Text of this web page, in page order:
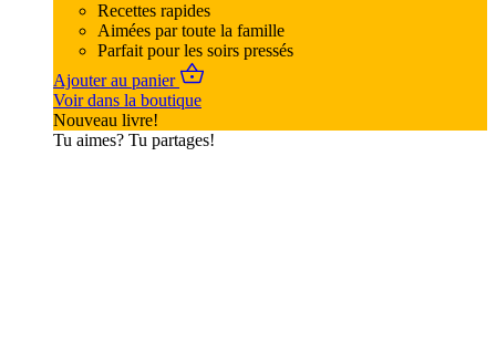
Recettes rapides
Aimées par toute la famille
Parfait pour les soirs pressés
Ajouter au panier
Voir dans la boutique
Nouveau livre!
Tu aimes? Tu partages!